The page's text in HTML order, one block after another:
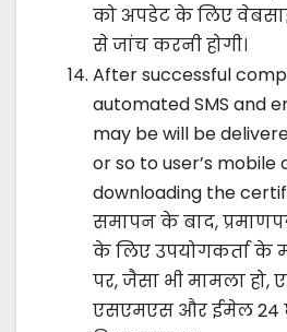
को अपडेट के लिए
से जांच करनी होगी।
After successful
automated SMS and
may be will be
or so to user’s mobile
downloading the
समापन के बाद,
के लिए उपयोगकर्ता के
पर, जैसा भी मामला हो,
एसएमएस और ईमेल 24